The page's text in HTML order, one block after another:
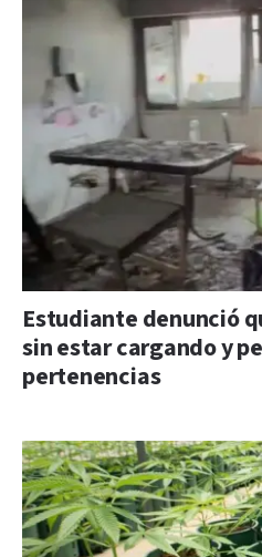
Estudiante denunció
sin estar cargando y
pertenencias